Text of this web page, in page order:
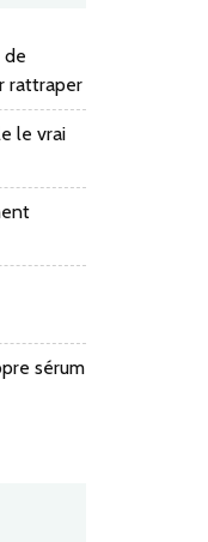
de
rattraper
le vrai
sérum